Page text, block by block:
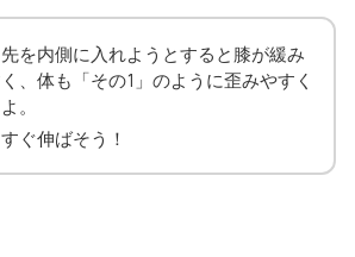
を内側に入れようとすると膝が緩み
、体も「その1」のように歪みやすく
。
ぐ伸ばそう！